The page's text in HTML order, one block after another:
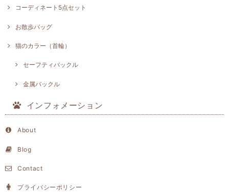
コーディネート5点セット
お散歩バッグ
猫のカラー（首輪）
セーフティバックル
金属バックル
インフォメーション
About
Blog
Contact
プライバシーポリシー